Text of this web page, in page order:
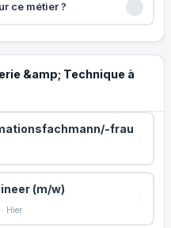
ce métier ?
&amp; Technique à
frau
(m/w)
Hier